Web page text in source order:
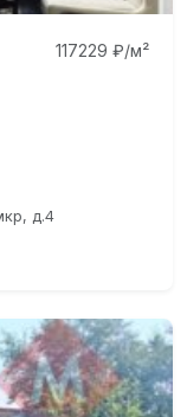
117229 ₽/м²
д.4